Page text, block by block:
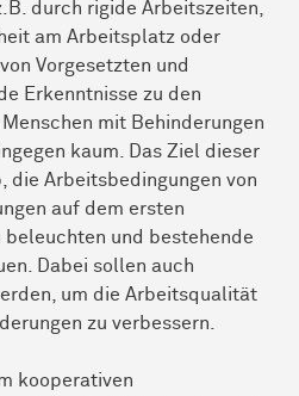
durch rigide Arbeitszeiten,
am Arbeitsplatz oder
Vorgesetzten und
Erkenntnisse zu den
mit Behinderungen
kaum. Das Ziel dieser
die Arbeitsbedingungen von
auf dem ersten
und bestehende
Dabei sollen auch
um die Arbeitsqualität
zu verbessern.
kooperativen